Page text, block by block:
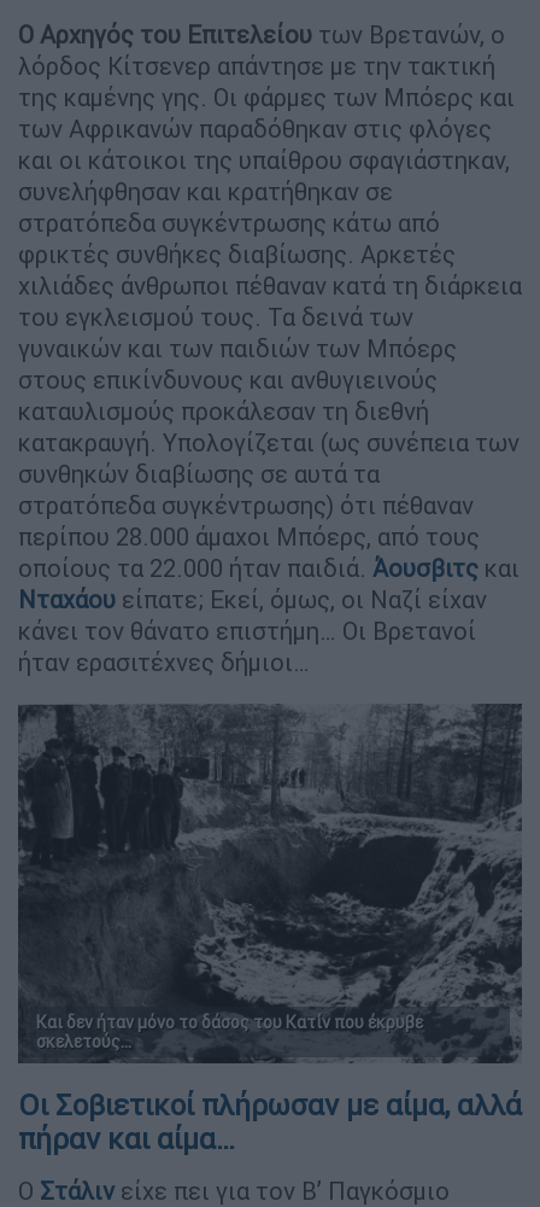
Ο Αρχηγός του Επιτελείου των Βρετανών, ο
λόρδος Κίτσενερ απάντησε με την τακτική
της καμένης γης. Οι φάρμες των Μπόερς και
των Αφρικανών παραδόθηκαν στις φλόγες
και οι κάτοικοι της υπαίθρου σφαγιάστηκαν,
συνελήφθησαν και κρατήθηκαν σε
στρατόπεδα συγκέντρωσης κάτω από
φρικτές συνθήκες διαβίωσης. Αρκετές
χιλιάδες άνθρωποι πέθαναν κατά τη διάρκεια
του εγκλεισμού τους. Τα δεινά των
γυναικών και των παιδιών των Μπόερς
στους επικίνδυνους και ανθυγιεινούς
καταυλισμούς προκάλεσαν τη διεθνή
κατακραυγή. Υπολογίζεται (ως συνέπεια των
συνθηκών διαβίωσης σε αυτά τα
στρατόπεδα συγκέντρωσης) ότι πέθαναν
περίπου 28.000 άμαχοι Μπόερς, από τους
οποίους τα 22.000 ήταν παιδιά. Άουσβιτς και
Νταχάου είπατε; Εκεί, όμως, οι Ναζί είχαν
κάνει τον θάνατο επιστήμη… Οι Βρετανοί
ήταν ερασιτέχνες δήμιοι…
Και δεν ήταν μόνο το δάσος του Κατίν που έκρυβε
σκελετούς...
Οι Σοβιετικοί πλήρωσαν με αίμα, αλλά
πήραν και αίμα…
Ο Στάλινείχε πει για τον Β’ Παγκόσμιο